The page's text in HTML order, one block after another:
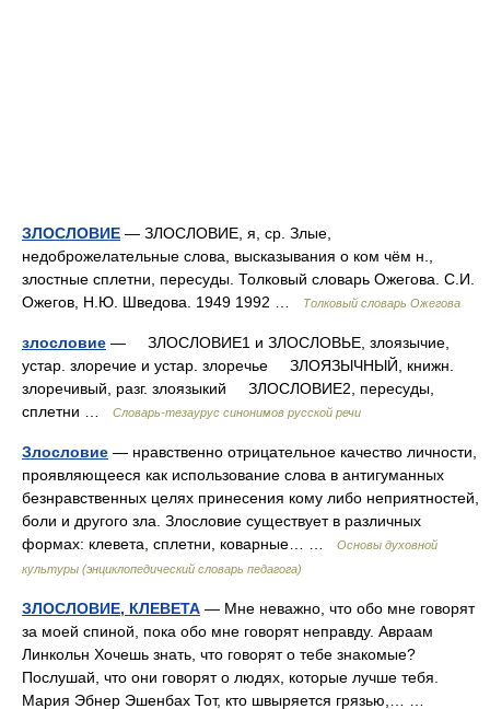
ЗЛОСЛОВИЕ — ЗЛОСЛОВИЕ, я, ср. Злые,
недоброжелательные слова, высказывания о ком чём н.,
злостные сплетни, пересуды. Толковый словарь Ожегова. С.И.
Ожегов, Н.Ю. Шведова. 1949 1992 …
Толковый словарь Ожегова
злословие — ЗЛОСЛОВИЕ1 и ЗЛОСЛОВЬЕ, злоязычие,
устар. злоречие и устар. злоречье ЗЛОЯЗЫЧНЫЙ, книжн.
злоречивый, разг. злоязыкий ЗЛОСЛОВИЕ2, пересуды,
сплетни …
Словарь-тезаурус синонимов русской речи
Злословие — нравственно отрицательное качество личности,
проявляющееся как использование слова в антигуманных
безнравственных целях принесения кому либо неприятностей,
боли и другого зла. Злословие существует в различных
формах: клевета, сплетни, коварные… …
Основы духовной
культуры (энциклопедический словарь педагога)
ЗЛОСЛОВИЕ, КЛЕВЕТА — Мне неважно, что обо мне говорят
за моей спиной, пока обо мне говорят неправду. Авраам
Линкольн Хочешь знать, что говорят о тебе знакомые?
Послушай, что они говорят о людях, которые лучше тебя.
Мария Эбнер Эшенбах Тот, кто швыряется грязью,… …